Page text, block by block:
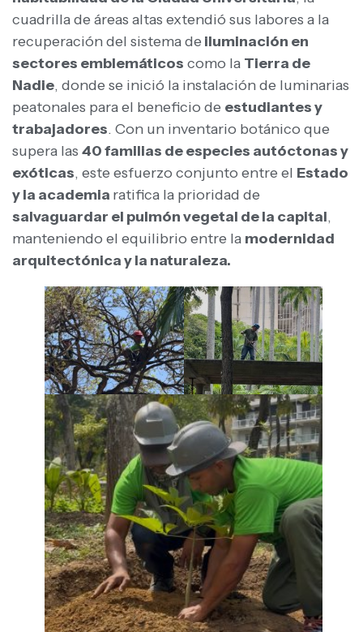
cuadrilla de áreas altas extendió sus labores a la
recuperación del sistema de iluminación en
sectores emblemáticos como la Tierra de
Nadie, donde se inició la instalación de luminarias
peatonales para el beneficio de estudiantes y
trabajadores. Con un inventario botánico que
supera las 40 familias de especies autóctonas y
exóticas, este esfuerzo conjunto entre el Estado
y la academia ratifica la prioridad de
salvaguardar el pulmón vegetal de la capital,
manteniendo el equilibrio entre la modernidad
arquitectónica y la naturaleza.